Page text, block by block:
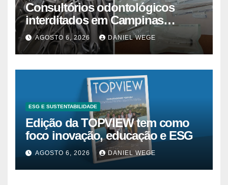
Consultórios odontológicos
interditados em Campinas
superam 2025
AGOSTO 6, 2026 DANIEL WEGE
ESG E SUSTENTABILIDADE
Edição da TOPVIEW tem como
foco inovação, educação e ESG
AGOSTO 6, 2026 DANIEL WEGE